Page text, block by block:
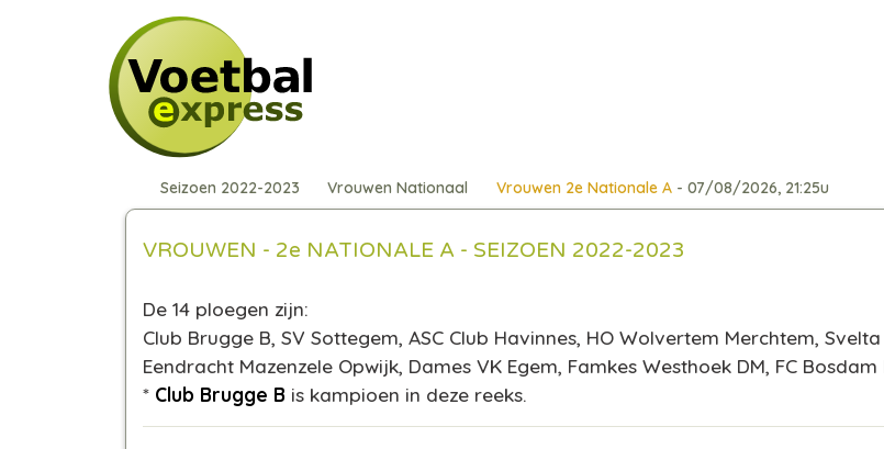
Seizoen 2022-2023 Vrouwen Nationaal Vrouwen 2e Nationale A- 07/08/2026, 21:25u
VROUWEN - 2e NATIONALE A - SEIZOEN 2022-2023
De 14 ploegen zijn:
Club Brugge B, SV Sottegem, ASC Club Havinnes, HO Wolvertem Merchtem,
Eendracht Mazenzele Opwijk, Dames VK Egem, Famkes Westhoek DM, FC
* Club Brugge B is kampioen in deze reeks.